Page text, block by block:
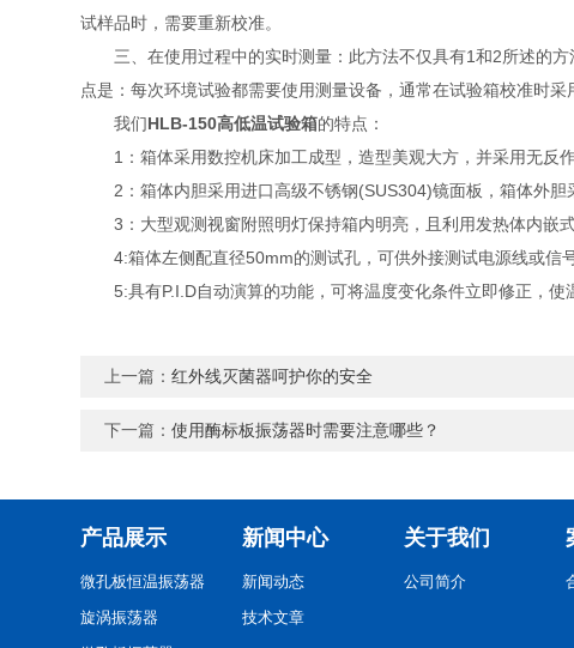
试样品时，需要重新校准。
三、在使用过程中的实时测量：此方法不仅具有1和2所述的方
点是：每次环境试验都需要使用测量设备，通常在试验箱校准时采
我们HLB-150高低温试验箱的特点：
1：箱体采用数控机床加工成型，造型美观大方，并采用无反
2：箱体内胆采用进口高级不锈钢(SUS304)镜面板，箱体外胆
3：大型观测视窗附照明灯保持箱内明亮，且利用发热体内嵌
4:箱体左侧配直径50mm的测试孔，可供外接测试电源线或信
5:具有P.I.D自动演算的功能，可将温度变化条件立即修正，使
上一篇：红外线灭菌器呵护你的安全
下一篇：使用酶标板振荡器时需要注意哪些？
产品展示
微孔板恒温振荡器
旋涡振荡器
新闻中心
新闻动态
技术文章
关于我们
公司简介